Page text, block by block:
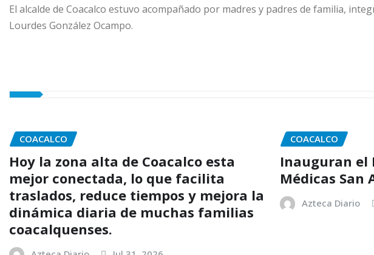
El alcalde de Coacalco estuvo acompañado por madres y padres de familia,
Lourdes González Ocampo.
COACALCO
Hoy la zona alta de Coacalco esta
mejor conectada, lo que facilita
traslados, reduce tiempos y mejora la
dinámica diaria de muchas familias
coacalquenses.
COACALCO
Inauguran el
Médicas San
Azteca Diario